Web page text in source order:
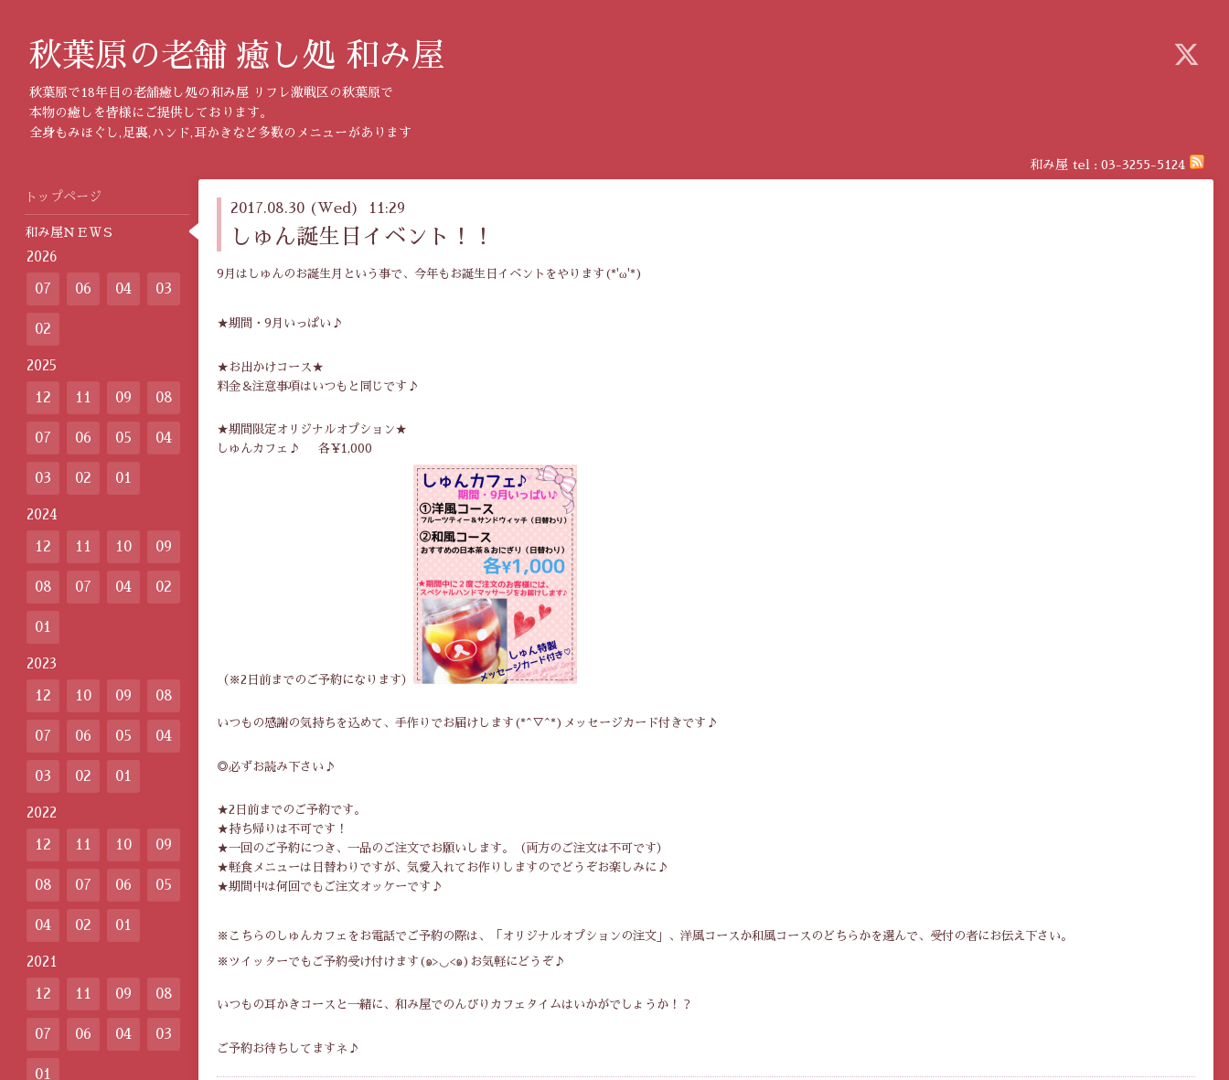
秋葉原の老舗 癒し処 和み屋
秋葉原で18年目の老舗癒し処の和み屋 リフレ激戦区の秋葉原で
本物の癒しを皆様にご提供しております。
全身もみほぐし,足裏,ハンド,耳かきなど多数のメニューがあります
和み屋 tel : 03-3255-5124
2017.08.30 (Wed) 11:29
しゅん誕生日イベント！！
9月はしゅんのお誕生月という事で、今年もお誕生日イベントをやります(*'ω'*)
★期間・9月いっぱい♪
★お出かけコース★
料金＆注意事項はいつもと同じです♪
★期間限定オリジナルオプション★
しゅんカフェ♪ 各¥1,000
（※2日前までのご予約になります）
いつもの感謝の気持ちを込めて、手作りでお届けします(*^▽^*)メッセージカード付きです♪
◎必ずお読み下さい♪
★2日前までのご予約です。
★持ち帰りは不可です！
★一回のご予約につき、一品のご注文でお願いします。（両方のご注文は不可です）
★軽食メニューは日替わりですが、気愛入れてお作りしますのでどうぞお楽しみに♪
★期間中は何回でもご注文オッケーです♪
※こちらのしゅんカフェをお電話でご予約の際は、「オリジナルオプションの注文」、洋風コースか和風コースのどちらかを選んで、受付の者にお伝え下さい。
※ツイッターでもご予約受け付けます(๑>◡<๑)お気軽にどうぞ♪
いつもの耳かきコースと一緒に、和み屋でのんびりカフェタイムはいかがでしょうか！？
ご予約お待ちしてますネ♪
トップページ
和み屋ＮＥＷＳ
2026
07 06 04 03
02
2025
12 11 09 08
07 06 05 04
03 02 01
2024
12 11 10 09
08 07 04 02
01
2023
12 10 09 08
07 06 05 04
03 02 01
2022
12 11 10 09
08 07 06 05
04 02 01
2021
12 11 09 08
07 06 04 03
01